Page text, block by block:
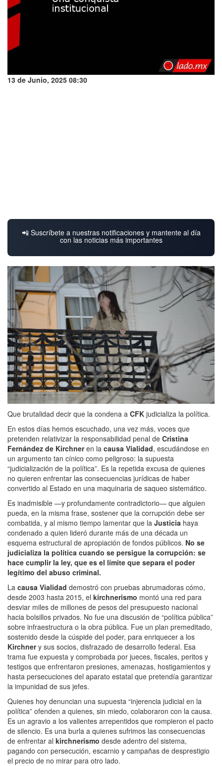
13 de Junio, 2025 08:30
📲 Suscríbete a nuestras notificaciones y mantente al día
con las noticias más importantes
Que brutalidad decir que la condena a CFK judicializa la política.
En estos días hemos escuchado, una vez más, voces que
pretenden relativizar la responsabilidad penal de Cristina
Fernández de Kirchneren la causa Vialidad, escudándose en
un argumento tan cínico como peligroso: la supuesta
“judicialización de la política”. Es la repetida excusa de quienes
no quieren enfrentar las consecuencias jurídicas de haber
convertido al Estado en una maquinaria de saqueo sistemático.
Es inadmisible —y profundamente contradictorio— que alguien
pueda, en la misma frase, sostener que la corrupción debe ser
combatida, y al mismo tiempo lamentar que la Justicia haya
condenado a quien lideró durante más de una década un
esquema estructural de apropiación de fondos públicos. No se
judicializa la política cuando se persigue la corrupción: se
hace cumplir la ley, que es el límite que separa el poder
legítimo del abuso criminal.
La causa Vialidad demostró con pruebas abrumadoras cómo,
desde 2003 hasta 2015, el kirchnerismo montó una red para
desviar miles de millones de pesos del presupuesto nacional
hacia bolsillos privados. No fue una discusión de “política pública”
sobre infraestructura o la obra pública. Fue un plan premeditado,
sostenido desde la cúspide del poder, para enriquecer a los
Kirchnery sus socios, disfrazado de desarrollo federal. Esa
trama fue expuesta y comprobada por jueces, fiscales, peritos y
testigos que enfrentaron presiones, amenazas, hostigamientos y
hasta persecuciones del aparato estatal que pretendía garantizar
la impunidad de sus jefes.
Quienes hoy denuncian una supuesta “injerencia judicial en la
política” ofenden a quienes, sin miedo, colaboraron con la causa.
Es un agravio a los valientes arrepentidos que rompieron el pacto
de silencio. Es una burla a quienes sufrimos las consecuencias
de enfrentar al kirchnerismo desde adentro del sistema,
pagando con persecución, escarnio y campañas de desprestigio
el precio de no mirar para otro lado.